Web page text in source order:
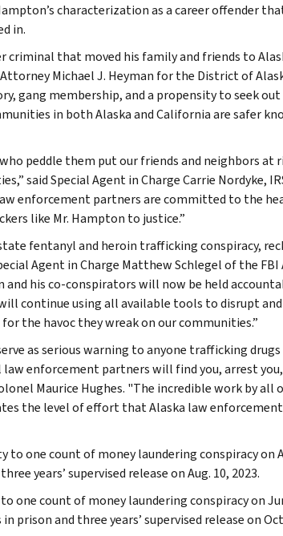
characterization as a career offender
in.
criminal that moved his family and friends to
Attorney Michael J. Heyman for the District of
gang membership, and a propensity to seek
in both Alaska and California are safer
peddle them put our friends and neighbors
said Special Agent in Charge Carrie Nordyke,
enforcement partners are committed to the
like Mr. Hampton to justice.”
fentanyl and heroin trafficking conspiracy,
Agent in Charge Matthew Schlegel of the
his co-conspirators will now be held
continue using all available tools to disrupt
the havoc they wreak on our communities.”
as serious warning to anyone trafficking
enforcement partners will find you, arrest
Maurice Hughes. "The incredible work by
the level of effort that Alaska law
to one count of money laundering conspiracy on
years’ supervised release on Aug. 10, 2023.
one count of money laundering conspiracy on
prison and three years’ supervised release on